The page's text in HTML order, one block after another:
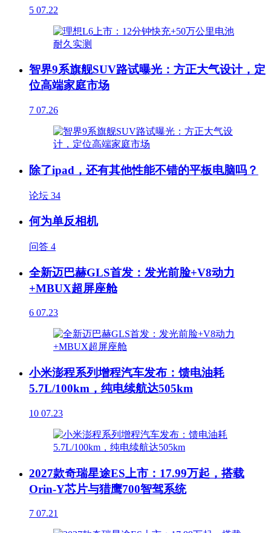
5 07.22
智界9系旗舰SUV路试曝光：方正大气设计，定
位高端家庭市场
7 07.26
除了ipad，还有其他性能不错的平板电脑吗？
论坛 34
何为单反相机
问答 4
全新迈巴赫GLS首发：发光前脸+V8动力
+MBUX超屏座舱
6 07.23
小米澎程系列增程汽车发布：馈电油耗
5.7L/100km，纯电续航达505km
10 07.23
2027款奇瑞星途ES上市：17.99万起，搭载
Orin-Y芯片与猎鹰700智驾系统
7 07.21